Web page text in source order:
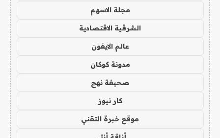
مجلة الاسهم
الشرقية الاقتصادية
عالم الايفون
مدونة كوكان
صحيفة نهج
كار نيوز
موقع خبرة التقني